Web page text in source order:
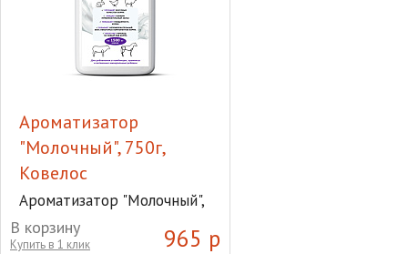
Ароматизатор
"Молочный", 750г,
Ковелос
Ароматизатор "Молочный",
750г, Ковелос
965 р
В корзину
Купить в 1 клик